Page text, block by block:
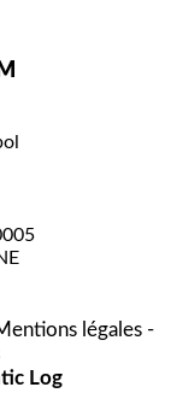
légales -
Log